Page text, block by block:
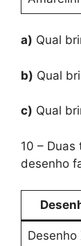
a) Qual
b) Qual
c) Qual
10 –
desenho
Desenho